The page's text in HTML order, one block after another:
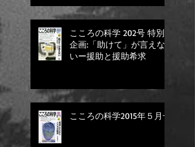
こころの科学 202号 特別
企画:「助けて」が言えな
いー援助と援助希求
こころの科学2015年５月号